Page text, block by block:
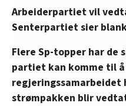
– Et fornybardirektiv
prosent av
– Et
minst 32,5 prosent
Arbeiderpartiet vil
Senterpartiet sier
Flere Sp-topper har de
partiet kan komme til
regjeringssamarbeidet
strømpakken blir